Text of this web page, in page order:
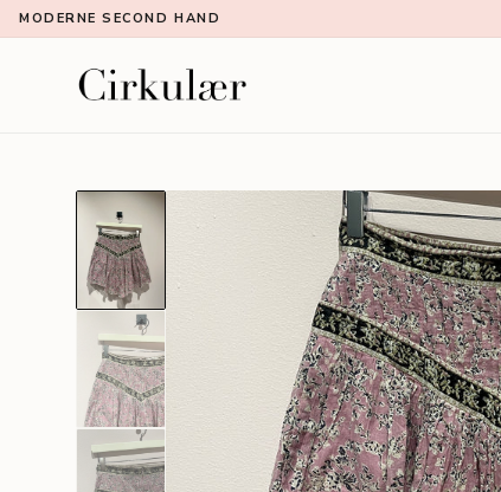
MODERNE SECOND HAND